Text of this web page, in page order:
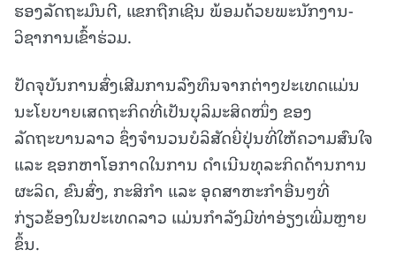
ຮອງລັດຖະມົນຕີ, ແຂກຖືກເຊີນ ພ້ອມດ້ວຍພະນັກງານ-
ວິຊາການເຂົ້າຮ່ວມ.
ປັດຈຸບັນການສົ່ງເສີມການລົງທຶນຈາກຕ່າງປະເທດແມ່ນ
ນະໂຍບາຍເສດຖະກິດທີ່ເປັນບຸລິມະສິດໜຶ່ງ ຂອງ
ລັດຖະບານລາວ ຊຶ່ງຈໍານວນບໍລິສັດຍີ່ປຸ່ນທີ່ໃຫ້ຄວາມສົນໃຈ
ແລະ ຊອກຫາໂອກາດໃນການ ດໍາເນີນທຸລະກິດດ້ານການ
ຜະລິດ, ຂົນສົ່ງ, ກະສິກຳ ແລະ ອຸດສາຫະກຳອື່ນໆທີ່
ກ່ຽວຂ້ອງໃນປະເທດລາວ ແມ່ນກຳລັງມີທ່າອ່ຽງເພີ່ມຫຼາຍ
ຂຶ້ນ.